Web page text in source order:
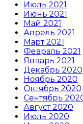
Июль 2021
Июнь 2021
Май 2021
Апрель 2021
Март 2021
Февраль 2021
Январь 2021
Декабрь 2020
Ноябрь 2020
Октябрь 2020
Сентябрь
Август 2020
Июль 2020